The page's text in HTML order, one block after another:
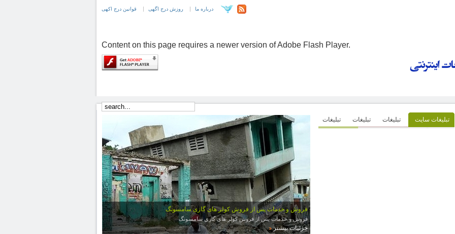
قوانین درج اکهی روزش درج اگهی درباره ما
Content on this page requires a newer version of Adobe Flash Player.
فروش و خدمات پس از فروش کولر های گازی سامسونگ
فروش و خدمات پس از فروش کولر های گازی سامسونگ
جزئیات بیشتر
تبلیغات تبلیغات تبلیغات تبلیغات سایت